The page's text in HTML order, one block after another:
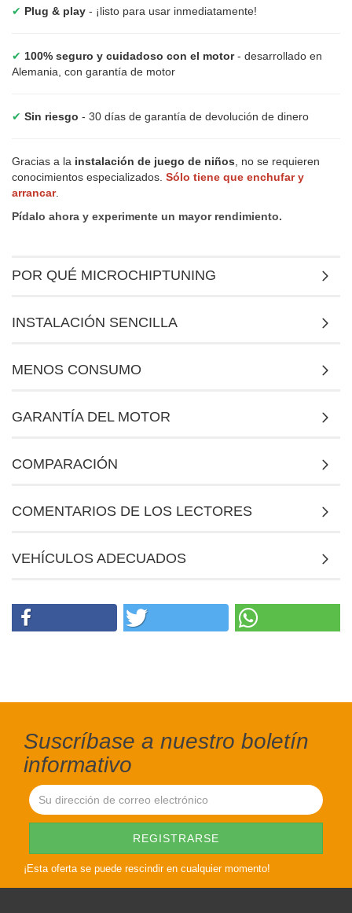
✔ Plug & play - ¡listo para usar inmediatamente!
✔ 100% seguro y cuidadoso con el motor- desarrollado en
Alemania, con garantía de motor
✔ Sin riesgo - 30 días de garantía de devolución de dinero
Gracias a la instalación de juego de niños , no se requieren
conocimientos especializados. Sólo tiene que enchufar y
arrancar.
Pídalo ahora y experimente un mayor rendimiento.
POR QUÉ MICROCHIPTUNING
INSTALACIÓN SENCILLA
MENOS CONSUMO
GARANTÍA DEL MOTOR
COMPARACIÓN
COMENTARIOS DE LOS LECTORES
VEHÍCULOS ADECUADOS
Suscríbase a nuestro boletín
informativo
¡Esta oferta se puede rescindir en cualquier momento!